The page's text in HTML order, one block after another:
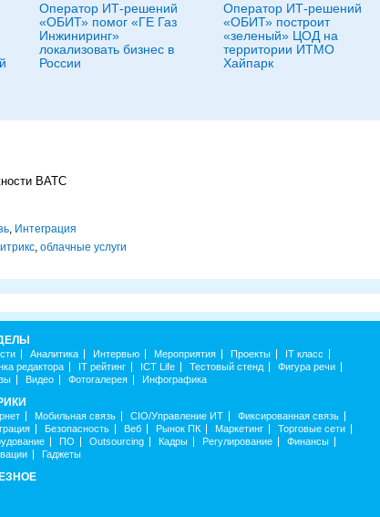
Оператор ИТ-решений
«ОБИТ» помог «ГЕ Газ
Инжиниринг»
локализовать бизнес в
России
Оператор ИТ-решений
«ОБИТ» построит
«зеленый» ЦОД на
территории ИТМО
Хайпарк
ВАТС
, Интеграция
, облачные услуги
Аналитика Интервью Мероприятия Проекты
IT класс
редактора
IT рейтинг ICT Life Тестовый стенд
Фигура речи
Видео Фотогалерея Инфографика
Мобильная связь CIO/Управление ИТ
Фиксированная связь
Безопасность Веб Рынок ПК Маркетинг
Торговые сети
ПО Outsourcing Кадры Регулирование
Финансы
Гаджеты